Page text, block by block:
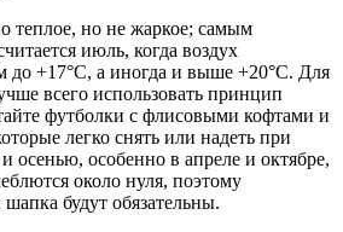
теплое, но не жаркое; самым
июль, когда воздух
до +17°C, а иногда и выше +20°C. Для
всего использовать принцип
футболки с флисовыми кофтами и
легко снять или надеть при
осенью, особенно в апреле и октябре,
около нуля, поэтому
будут обязательны.